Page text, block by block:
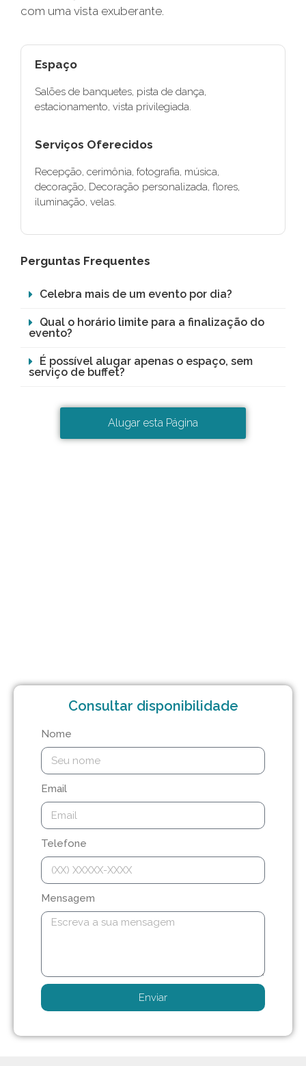
com uma vista exuberante.
Espaço
Salões de banquetes, pista de dança,
estacionamento, vista privilegiada.
Serviços Oferecidos
Recepção, cerimônia, fotografia, música,
decoração, Decoração personalizada, flores,
iluminação, velas.
Perguntas Frequentes
Celebra mais de um evento por dia?
Qual o horário limite para a finalização do
evento?
É possível alugar apenas o espaço, sem
serviço de buffet?
Alugar esta Página
Consultar disponibilidade
Nome
Email
Telefone
Mensagem
Enviar